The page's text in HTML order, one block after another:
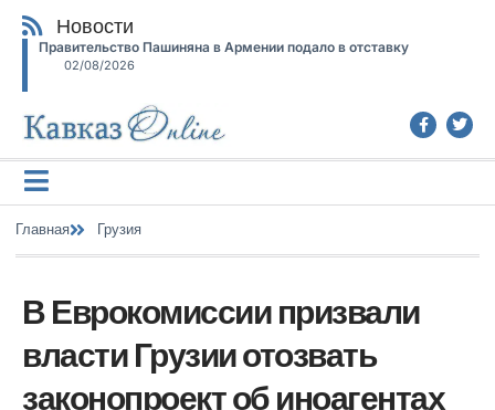
Новости
Правительство Пашиняна в Армении подало в отставку
02/08/2026
Главная Грузия
В Еврокомиссии призвали
власти Грузии отозвать
законопроект об иноагентах